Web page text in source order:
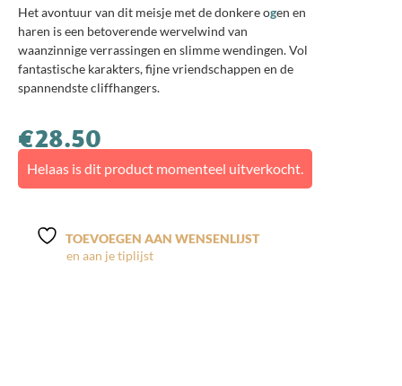
Het avontuur van dit meisje met de donkere ogen en
haren is een betoverende wervelwind van
waanzinnige verrassingen en slimme wendingen. Vol
fantastische karakters, fijne vriendschappen en de
spannendste cliffhangers.
€28.50
Helaas is dit product momenteel uitverkocht.
TOEVOEGEN AAN WENSENLIJST